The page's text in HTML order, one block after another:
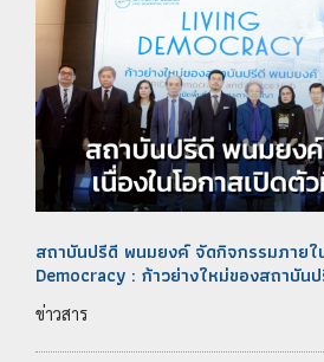
สถาบันปรีดี พนมยงค์ จัดกิจกรรมภายใ
Democracy : ก้าวย่างใหม่ของสถาบัน
ข่าวสาร